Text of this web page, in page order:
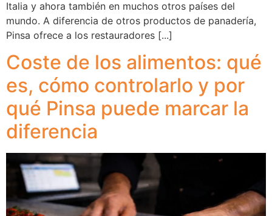
Italia y ahora también en muchos otros países del
mundo. A diferencia de otros productos de panadería,
Pinsa ofrece a los restauradores [...]
Coste de los alimentos: qué
es, cómo controlarlo y por
qué Pinsa puede marcar la
diferencia